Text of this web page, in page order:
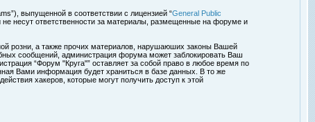
выпущенной в соответствии с лицензией “General Public
не несут ответственности за материалы, размещенные на форуме и
розни, а также прочих материалов, нарушаюших законы Вашей
сообщений, администрация форума может заблокировать Ваш
“Форум "Круга"” оставляет за собой право в любое время по
Вами информация будет храниться в базе данных. В то же
хакеров, которые могут получить доступ к этой